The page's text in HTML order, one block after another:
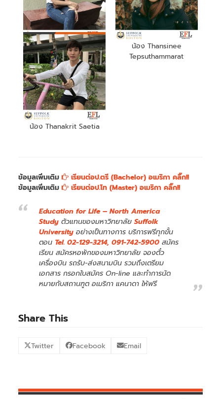
น้อง Jinjutar Tan
น้อง Thansinee
Tepsuthammarat
น้อง Thanakrit Saetia
ข้อมูลเพิ่มเติม
เรียนต่อป.ตรี (Bachelor) อเมริกา คลิ๊ก!!
ข้อมูลเพิ่มเติม
เรียนต่อป.โท (Master) อเมริกา คลิ๊ก!!
Education for Life – North America
StudyตัวแทนของมหาวิทยาลัยSuffolk
University อย่างเป็นทางการ บริการฟรีทุกขั้น
ตอน Tel. 02-129-3214, 091-742-5900 สมัคร
เรียน สมัครหอพักของมหาวิทยาลัย จองตั๋ว
เครื่องบิน รถรับ-ส่งสนามบิน รวมถึงเตรียม
เอกสาร กรอกใบสมัคร On-line และทำการนัด
หมายกับสถานฑูต อเมริกา แคนาดา ให้ฟรี
Share This
Twitter Facebook Email